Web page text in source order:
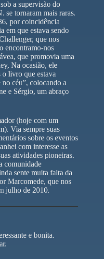
a supervisão do
se tornaram mais raras.
por coincidência
em que estava sendo
que nos
encontramo-nos
que promovia uma
Na ocasião, ele
livro que estava
céu”, colocando a
e Sérgio, um abraço
(hoje com um
Via sempre suas
sobre os eventos
com interesse as
atividades pioneiras.
comunidade
sente muita falta da
Marcomede, que nos
julho de 2010.
e bonita.